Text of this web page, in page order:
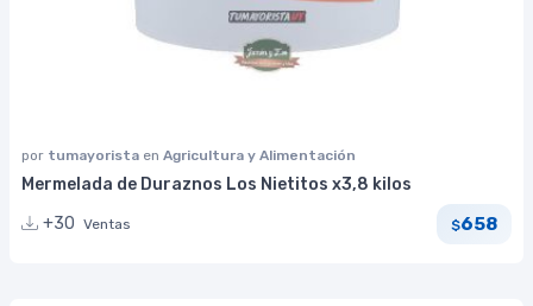
por tumayorista en Agricultura y Alimentación
Mermelada de Duraznos Los Nietitos x3,8 kilos
+30 Ventas $658